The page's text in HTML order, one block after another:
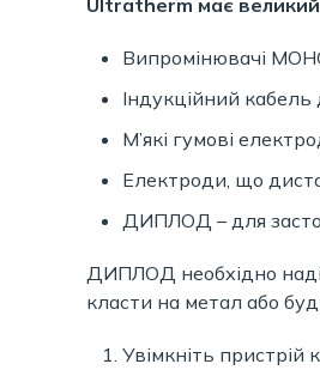
Ultratherm має великий
Випромінювачі
Індукційний кабель
М’які гумові
Електроди, що
ДИПЛОД – для
ДИПЛОД необхідно
класти на метал або
Увімкніть пристрій